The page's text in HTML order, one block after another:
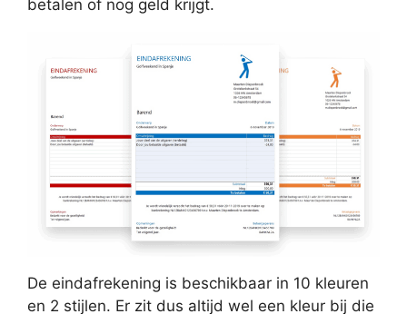
betalen of nog geld krijgt.
De eindafrekening is beschikbaar in 10 kleuren
en 2 stijlen. Er zit dus altijd wel een kleur bij die